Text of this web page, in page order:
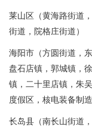
莱山区（黄海路街道
街道，院格庄街道）
海阳市（方圆街道，
盘石店镇，郭城镇，
镇，二十里店镇，朱
度假区，核电装备制
长岛县（南长山街道